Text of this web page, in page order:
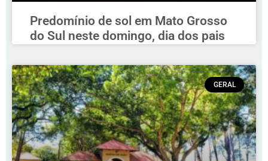
Predomínio de sol em Mato Grosso
do Sul neste domingo, dia dos pais
GERAL